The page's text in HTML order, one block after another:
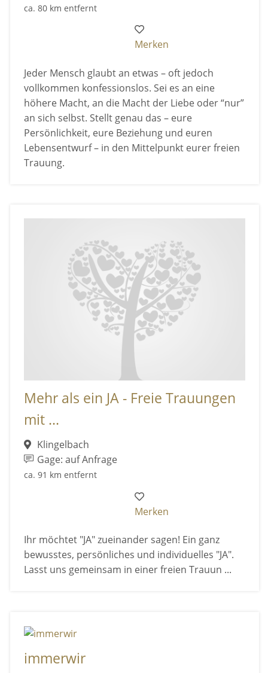
ca. 80 km entfernt
Merken
Jeder Mensch glaubt an etwas – oft jedoch
vollkommen konfessionslos. Sei es an eine
höhere Macht, an die Macht der Liebe oder “nur”
an sich selbst. Stellt genau das – eure
Persönlichkeit, eure Beziehung und euren
Lebensentwurf – in den Mittelpunkt eurer freien
Trauung.
Mehr als ein JA - Freie Trauungen
mit ...
Klingelbach
Gage: auf Anfrage
ca. 91 km entfernt
Merken
Ihr möchtet "JA" zueinander sagen! Ein ganz
bewusstes, persönliches und individuelles "JA".
Lasst uns gemeinsam in einer freien Trauun ...
immerwir